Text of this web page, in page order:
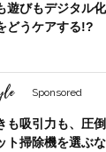
遊びもデジタル
どうケアする!?
Sponsored
も吸引力も、圧
ト掃除機を選ぶ